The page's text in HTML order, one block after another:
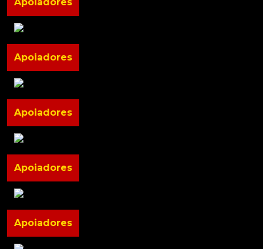
Apoiadores
Apoiadores
Apoiadores
Apoiadores